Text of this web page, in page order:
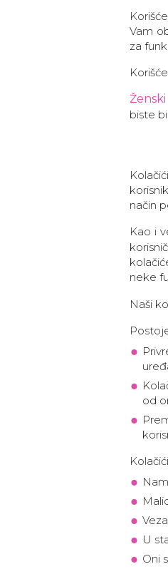
Vam
za
biste
način
Kao i
neke
Naši
od
U
Oni